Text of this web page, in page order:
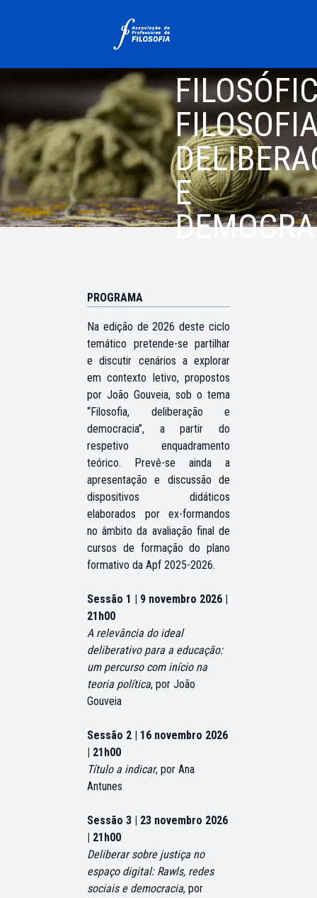
E
PROGRAMA
Na edição de 2026 deste ciclo
temático pretende-se partilhar
e discutir cenários a explorar
em contexto letivo, propostos
por João Gouveia, sob o tema
“Filosofia, deliberação e
democracia”, a partir do
respetivo enquadramento
teórico. Prevê-se ainda a
apresentação e discussão de
dispositivos didáticos
elaborados por ex-formandos
no âmbito da avaliação final de
cursos de formação do plano
formativo da Apf 2025-2026.
Sessão 1 | 9 novembro 2026 |
21h00
A relevância do ideal
deliberativo para a educação:
um percurso com início na
teoria política, por João
Gouveia
Sessão 2 | 16 novembro 2026
| 21h00
Título a indicar, por Ana
Antunes
Sessão 3 | 23 novembro 2026
| 21h00
Deliberar sobre justiça no
espaço digital: Rawls, redes
sociais e democracia, por